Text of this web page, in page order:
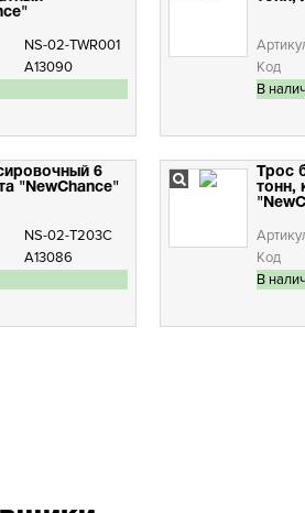
NS-02-TWR001
А13090
Код
В
6
"NewChance"
NS-02-T203C
А13086
Трос
тонн,
Код
В